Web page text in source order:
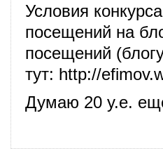
Условия
посещений на
посещений
тут: http://
Думаю 20 у.е.